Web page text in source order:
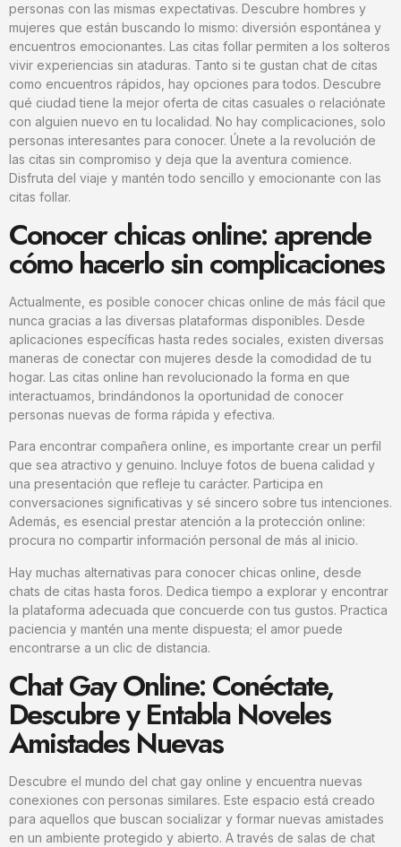
personas con las mismas expectativas. Descubre hombres y
mujeres que están buscando lo mismo: diversión espontánea y
encuentros emocionantes. Las citas follar permiten a los solteros
vivir experiencias sin ataduras. Tanto si te gustan chat de citas
como encuentros rápidos, hay opciones para todos. Descubre
qué ciudad tiene la mejor oferta de citas casuales o relaciónate
con alguien nuevo en tu localidad. No hay complicaciones, solo
personas interesantes para conocer. Únete a la revolución de
las citas sin compromiso y deja que la aventura comience.
Disfruta del viaje y mantén todo sencillo y emocionante con las
citas follar.
Conocer chicas online: aprende
cómo hacerlo sin complicaciones
Actualmente, es posible conocer chicas online de más fácil que
nunca gracias a las diversas plataformas disponibles. Desde
aplicaciones específicas hasta redes sociales, existen diversas
maneras de conectar con mujeres desde la comodidad de tu
hogar. Las citas online han revolucionado la forma en que
interactuamos, brindándonos la oportunidad de conocer
personas nuevas de forma rápida y efectiva.
Para encontrar compañera online, es importante crear un perfil
que sea atractivo y genuino. Incluye fotos de buena calidad y
una presentación que refleje tu carácter. Participa en
conversaciones significativas y sé sincero sobre tus intenciones.
Además, es esencial prestar atención a la protección online:
procura no compartir información personal de más al inicio.
Hay muchas alternativas para conocer chicas online, desde
chats de citas hasta foros. Dedica tiempo a explorar y encontrar
la plataforma adecuada que concuerde con tus gustos. Practica
paciencia y mantén una mente dispuesta; el amor puede
encontrarse a un clic de distancia.
Chat Gay Online: Conéctate,
Descubre y Entabla Noveles
Amistades Nuevas
Descubre el mundo del chat gay online y encuentra nuevas
conexiones con personas similares. Este espacio está creado
para aquellos que buscan socializar y formar nuevas amistades
en un ambiente protegido y abierto. A través de salas de chat